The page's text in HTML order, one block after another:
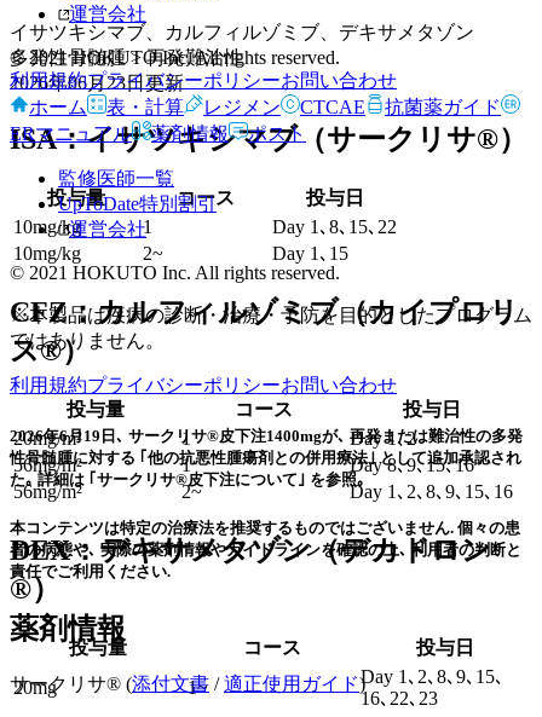
運営会社
© 2021 HOKUTO Inc. All rights reserved.
利用規約プライバシーポリシーお問い合わせ
ホーム
表・計算 レジメン CTCAE
抗菌薬ガイド
ERマニュアル
薬剤情報 ポスト
監修医師一覧
UpToDate特別割引
運営会社
© 2021 HOKUTO Inc. All rights reserved.
※本製品は疾病の診断・治療・予防を目的としたプログラム
ではありません。
利用規約プライバシーポリシーお問い合わせ
2026年6月19日､ サークリサ®皮下注1400mgが､ 再発または難治性の多発
性骨髄腫に対する ｢他の抗悪性腫瘍剤との併用療法｣ として追加承認され
た｡ 詳細は ｢サークリサ®皮下注について｣ を参照｡
本コンテンツは特定の治療法を推奨するものではございません. 個々の患
者の病態や､ 実際の薬剤情報やガイドラインを確認の上､ 利用者の判断と
責任でご利用ください.
薬剤情報
サークリサ® (添付文書 /適正使用ガイド)
イサツキシマブ、カルフィルゾミブ、デキサメタゾン
多発性骨髄腫 > 再発難治性
2026年06月23日 更新
ISA：イサツキシマブ（サークリサ®）
投与量 コース
投与日
10mg/kg
1
Day 1､8､15､22
10mg/kg
2~ Day 1､15
CFZ：カルフィルゾミブ（カイプロリ
ス®）
投与量 コース
投与日
20mg/m²
1
Day 1､2
56mg/m²
1
Day 8､9､15､16
56mg/m²
2~ Day 1､2､8､9､15､16
DEX：デキサメタゾン（デカドロン
®）
投与量 コース
投与日
20mg
1~
Day 1､2､8､9､15､
16､22､23